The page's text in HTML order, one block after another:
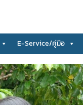
E-Service/คู่มือ